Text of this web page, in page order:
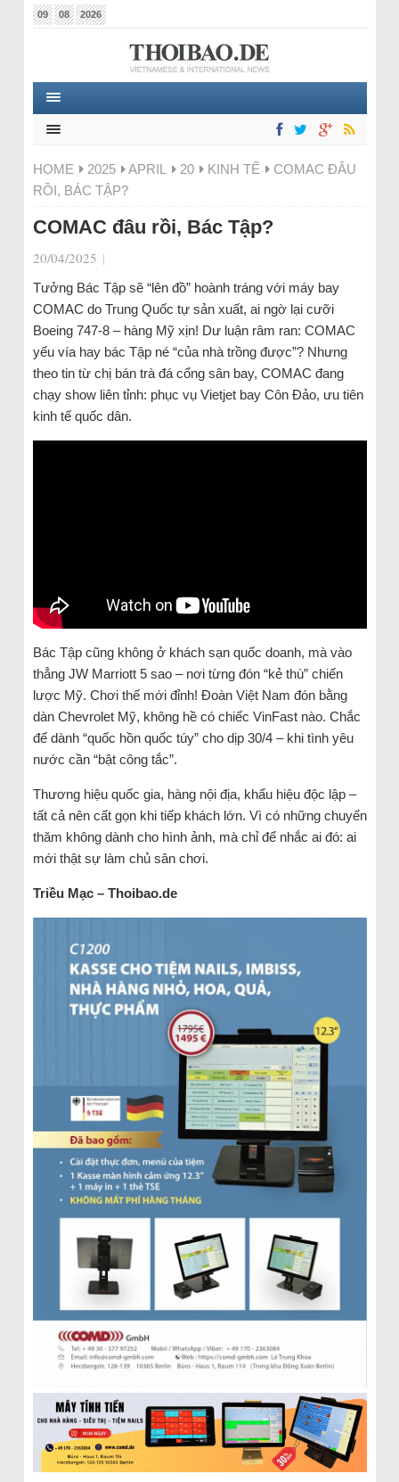
09 08 2026
HOME 2025 APRIL 20 KINH TẾ
COMAC ĐÂU
RỒI, BÁC TẬP?
COMAC đâu rồi, Bác Tập?
20/04/2025 |
Tưởng Bác Tập sẽ “lên đồ” hoành tráng với máy bay
COMAC do Trung Quốc tự sản xuất, ai ngờ lại cưỡi
Boeing 747-8 – hàng Mỹ xịn! Dư luận râm ran: COMAC
yếu vía hay bác Tập né “của nhà trồng được”? Nhưng
theo tin từ chị bán trà đá cổng sân bay, COMAC đang
chạy show liên tỉnh: phục vụ Vietjet bay Côn Đảo, ưu tiên
kinh tế quốc dân.
Bác Tập cũng không ở khách sạn quốc doanh, mà vào
thẳng JW Marriott 5 sao – nơi từng đón “kẻ thù” chiến
lược Mỹ. Chơi thế mới đỉnh! Đoàn Việt Nam đón bằng
dàn Chevrolet Mỹ, không hề có chiếc VinFast nào. Chắc
để dành “quốc hồn quốc túy” cho dịp 30/4 – khi tình yêu
nước cần “bật công tắc”.
Thương hiệu quốc gia, hàng nội địa, khẩu hiệu độc lập –
tất cả nên cất gọn khi tiếp khách lớn. Vì có những chuyến
thăm không dành cho hình ảnh, mà chỉ để nhắc ai đó: ai
mới thật sự làm chủ sân chơi.
Triều Mạc – Thoibao.de